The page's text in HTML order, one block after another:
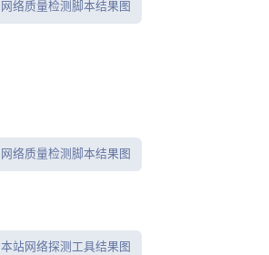
网络质量检测脚本结果图
网络质量检测脚本结果图
本站网络探测工具结果图